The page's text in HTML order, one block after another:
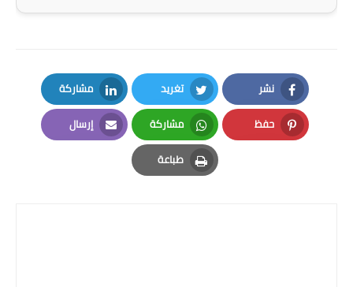
نشر
Facebook
تغريد
Twitter
مشاركة
LinkedIn
حفظ
Pinterest
مشاركة
Whatsapp
إرسال
Email
طباعة
Print